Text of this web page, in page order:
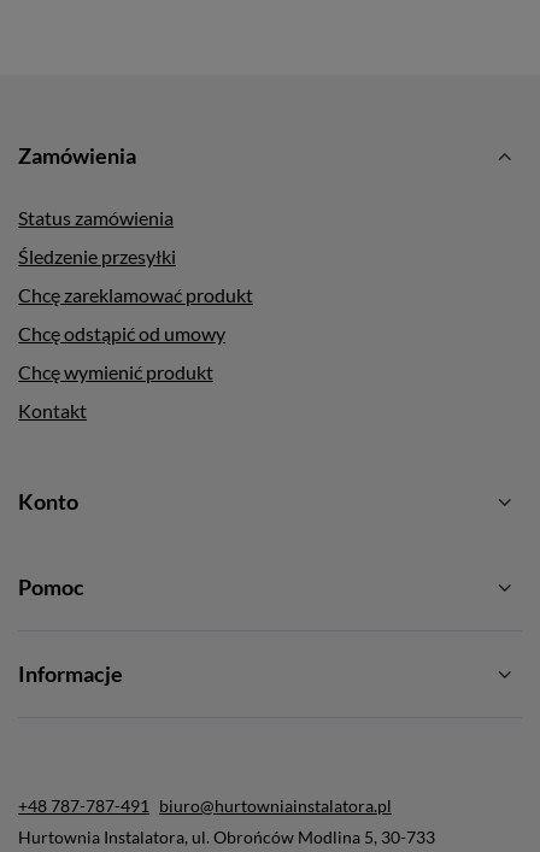
Zamówienia
Status zamówienia
Śledzenie przesyłki
Chcę zareklamować produkt
Chcę odstąpić od umowy
Chcę wymienić produkt
Kontakt
Konto
Pomoc
Informacje
+48 787-787-491
biuro@hurtowniainstalatora.pl
Hurtownia Instalatora, ul. Obrońców Modlina 5, 30-733